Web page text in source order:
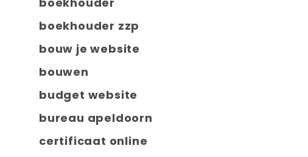
boekhouder zzp
bouw je website
bouwen
budget website
bureau apeldoorn
certificaat online